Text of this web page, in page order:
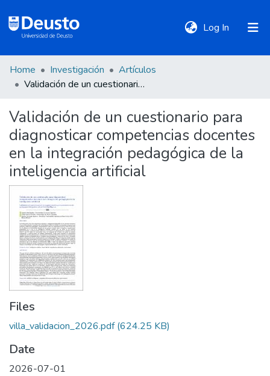
Log In (current)
DeustoTeka
Communities
&
Collections
All of DSpace
Statistics
Policies
Home Investigación
Artículos
Validación de un cuestionario para diagnosticar competencias docentes en la integración pedagógica de la inteligencia artificial
Validación de un cuestionario para
diagnosticar competencias docentes
en la integración pedagógica de la
inteligencia artificial
Files
villa_validacion_2026.pdf(624.25 KB)
Date
2026-07-01